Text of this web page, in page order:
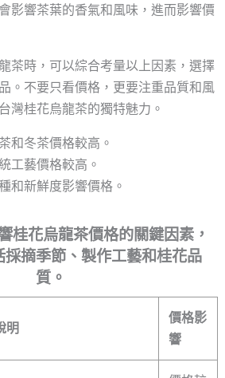
影響茶葉的香氣和風味，進而影響價
茶時，可以綜合考量以上因素，選擇
。不要只看價格，更要注重品質和風
灣桂花烏龍茶的獨特魅力。
和冬茶價格較高。
工藝價格較高。
和新鮮度影響價格。
桂花烏龍茶價格的關鍵因素，
採摘季節、製作工藝和桂花品
質。
明
價格影
響